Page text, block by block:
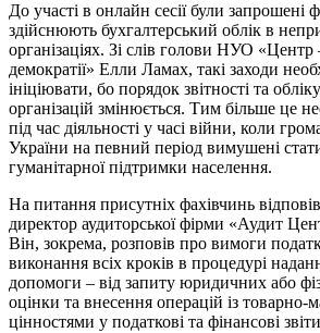
До участі в онлайн сесії були запрошені
здійснюють бухгалтерський облік в
організаціях. Зі слів голови НУО «Центр
демократії» Елли Ламах, такі заходи
ініціювати, бо порядок звітності та
організацій змінюється. Тим більше це
під час діяльності у часі війни, коли
України на певний період вимушені
гуманітарної підтримки населення.
На питання присутніх фахівчинь
директор аудиторської фірми «Аудит
Він, зокрема, розповів про вимоги
виконання всіх кроків в процедурі
допомоги – від запиту юридичних або
оцінки та внесення операцій із товарно-
цінностями у податкові та фінансові